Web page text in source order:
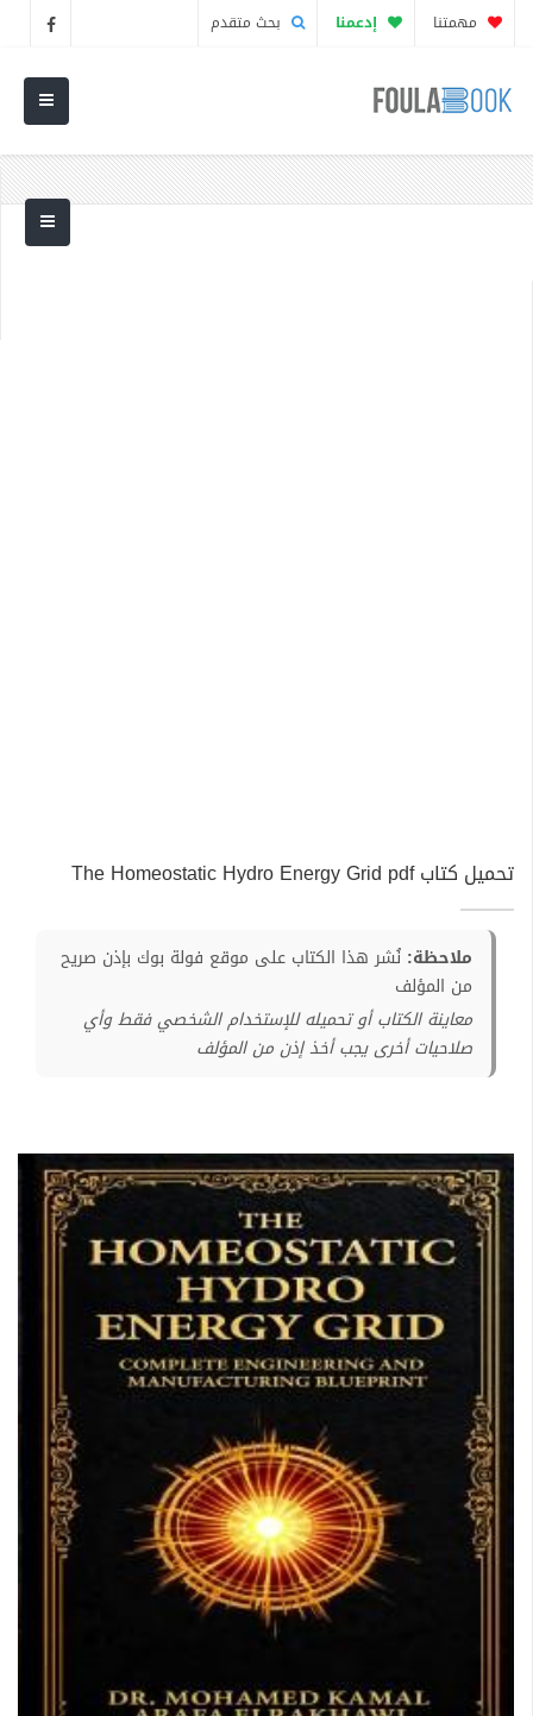
مهمتنا إدعمنا بحث متقدم
تحميل كتاب The Homeostatic Hydro Energy Grid pdf
ملاحظة: نُشر هذا الكتاب على موقع فولة بوك بإذن صريح
من المؤلف
معاينة الكتاب أو تحميله للإستخدام الشخصي فقط وأي
صلاحيات أخرى يجب أخذ إذن من المؤلف